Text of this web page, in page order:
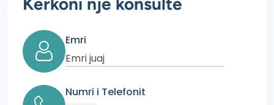
Emri
Numri i Telefonit